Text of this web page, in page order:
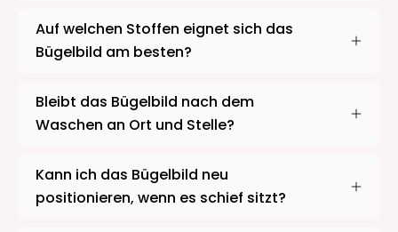
Auf welchen Stoffen eignet sich das
Bügelbild am besten?
Bleibt das Bügelbild nach dem
Waschen an Ort und Stelle?
Kann ich das Bügelbild neu
positionieren, wenn es schief sitzt?